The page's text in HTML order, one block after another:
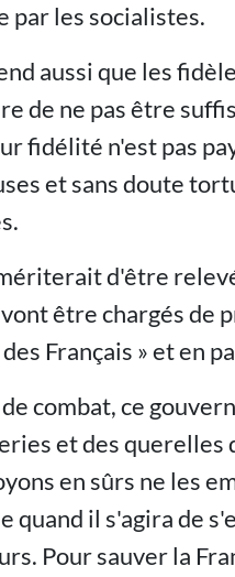
par les socialistes.
aussi que les
de ne pas être
fidélité n'est pas
et sans doute
d'être
être chargés de
Français » et en
de combat, ce
et des querelles
en sûrs ne les
quand il s'agira de
Pour sauver la